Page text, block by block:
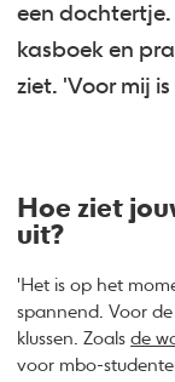
een dochtertje.
kasboek en
ziet. 'Voor mij
Hoe ziet
uit?
'Het is op het
spannend. Voor
klussen. Zoalsde
voor mbo-